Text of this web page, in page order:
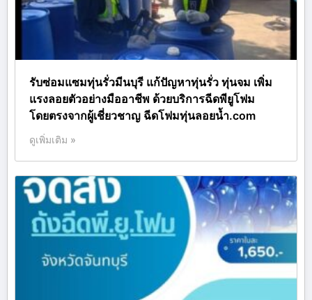
รับซ่อมแซมทุ่นรั่วมีนบุรี แก้ปัญหาทุ่นรั่ว ทุ่นจม เพิ่ม
แรงลอยตัวอย่างมืออาชีพ ด้วยบริการฉีดพียูโฟม
โดยตรงจากผู้เชี่ยวชาญ ฉีดโฟมทุ่นลอยน้ำ.com
ดูเพิ่มเติม »